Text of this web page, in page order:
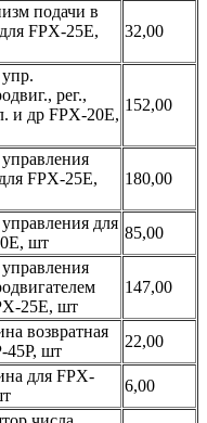
подачи в
FPX-25E,
32,00
рег.,
и др FPX-20E,
152,00
FPX-25E,
180,00
для
шт
85,00
25E, шт
147,00
возвратная
45P, шт
22,00
для FPX-
6,00